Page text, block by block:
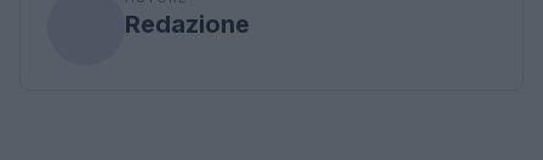
Redazione